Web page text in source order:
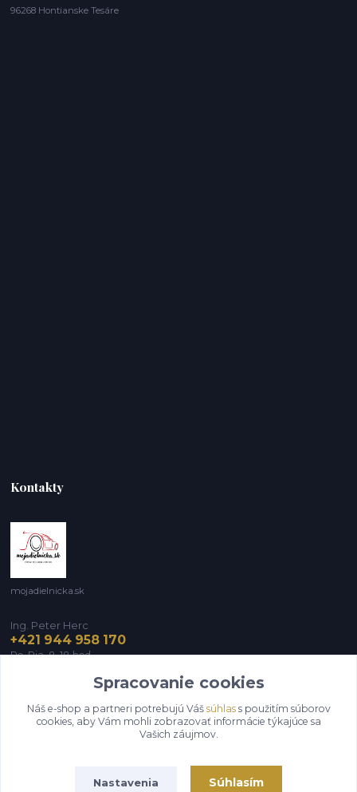
96268 Hontianske Tesáre
Kontakty
mojadielnicka.sk
Ing. Peter Herc
+421 944 958 170
Po-Pia, 8-18 hod.
infomojadielnicka@gmail.com
Spracovanie cookies
Náš e-shop a partneri potrebujú Váš súhlass použitím súborov
cookies, aby Vám mohli zobrazovať informácie týkajúce sa
Vašich záujmov.
Nastavenia Súhlasím